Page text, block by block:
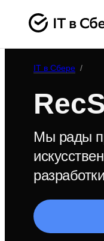
IT в Сбере /
Мы рады